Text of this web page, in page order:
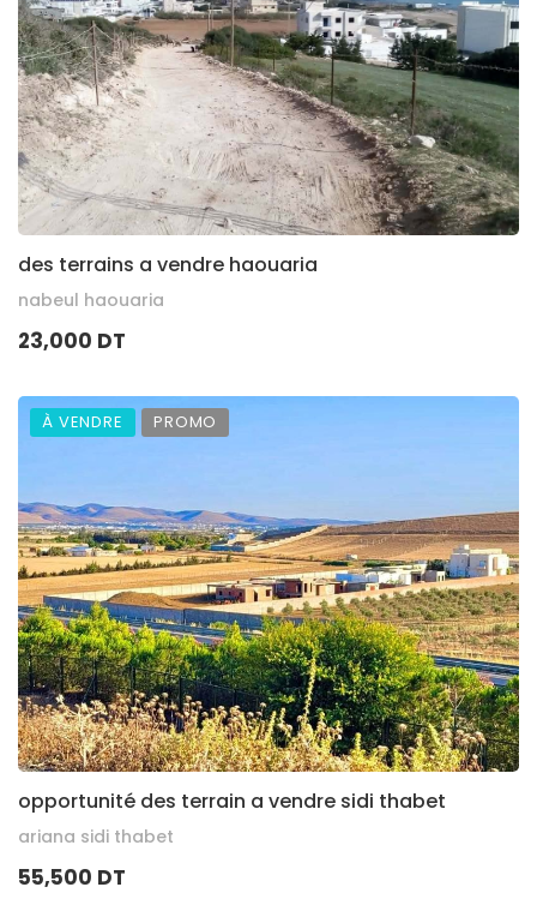
des terrains a vendre haouaria
nabeul haouaria
23,000 DT
À VENDRE PROMO
opportunité des terrain a vendre sidi thabet
ariana sidi thabet
55,500 DT